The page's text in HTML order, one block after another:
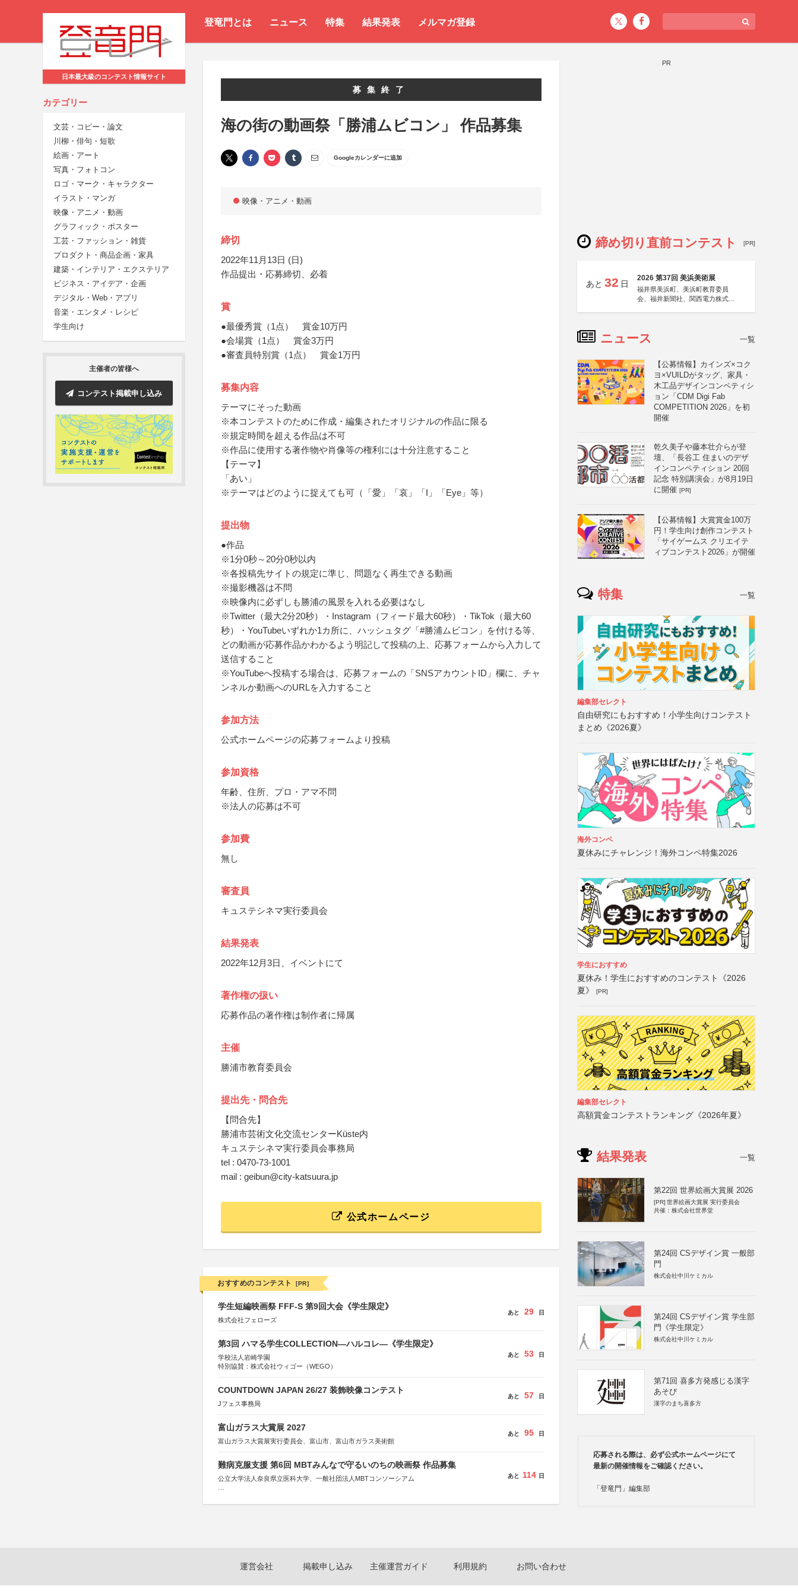
登竜門とは ニュース 特集 結果発表 メルマガ登録
日本最大級のコンテスト情報サイト
カテゴリー
文芸・コピー・論文
川柳・俳句・短歌
絵画・アート
写真・フォトコン
ロゴ・マーク・キャラクター
イラスト・マンガ
映像・アニメ・動画
グラフィック・ポスター
工芸・ファッション・雑貨
プロダクト・商品企画・家具
建築・インテリア・エクステリア
ビジネス・アイデア・企画
デジタル・Web・アプリ
音楽・エンタメ・レシピ
学生向け
主催者の皆様へ
コンテスト掲載申し込み
募集終了
海の街の動画祭「勝浦ムビコン」 作品募集
Googleカレンダーに追加
映像・アニメ・動画
締切
2022年11月13日 (日)
作品提出・応募締切、必着
賞
●最優秀賞（1点） 賞金10万円
●会場賞（1点） 賞金3万円
●審査員特別賞（1点） 賞金1万円
募集内容
テーマにそった動画
※本コンテストのために作成・編集されたオリジナルの作品に限る
※規定時間を超える作品は不可
※作品に使用する著作物や肖像等の権利には十分注意すること
【テーマ】
「あい」
※テーマはどのように捉えても可（「愛」「哀」「I」「Eye」等）
提出物
●作品
※1分0秒～20分0秒以内
※各投稿先サイトの規定に準じ、問題なく再生できる動画
※撮影機器は不問
※映像内に必ずしも勝浦の風景を入れる必要はなし
※Twitter（最大2分20秒）・Instagram（フィード最大60秒）・TikTok（最大60
秒）・YouTubeいずれか1カ所に、ハッシュタグ「#勝浦ムビコン」を付ける等、
どの動画が応募作品かわかるよう明記して投稿の上、応募フォームから入力して
送信すること
※YouTubeへ投稿する場合は、応募フォームの「SNSアカウントID」欄に、チャ
ンネルか動画へのURLを入力すること
参加方法
公式ホームページの応募フォームより投稿
参加資格
年齢、住所、プロ・アマ不問
※法人の応募は不可
参加費
無し
審査員
キュステシネマ実行委員会
結果発表
2022年12月3日、イベントにて
著作権の扱い
応募作品の著作権は制作者に帰属
主催
勝浦市教育委員会
提出先・問合先
【問合先】
勝浦市芸術文化交流センターKüste内
キュステシネマ実行委員会事務局
tel : 0470-73-1001
mail : geibun@city-katsuura.jp
公式ホームページ
おすすめのコンテスト [PR]
学生短編映画祭 FFF-S 第9回大会《学生限定》
株式会社フェローズ
あと 29 日
第3回 ハマる学生COLLECTION―ハルコレ―《学生限定》
学校法人岩崎学園
特別協賛：株式会社ウィゴー（WEGO）
あと 53 日
COUNTDOWN JAPAN 26/27 装飾映像コンテスト
Jフェス事務局
あと 57 日
富山ガラス大賞展 2027
富山ガラス大賞展実行委員会、富山市、富山市ガラス美術館
あと 95 日
難病克服支援 第6回 MBTみんなで守るいのちの映画祭 作品募集
公立大学法人奈良県立医科大学、一般社団法人MBTコンソーシアム
後援：厚生労働省
東京難病団体連絡協議会
あと 114 日
PR
締め切り直前コンテスト [PR]
あと 32 日
2026 第37回 美浜美術展
福井県美浜町、美浜町教育委員
会、福井新聞社、関西電力株式会
ニュース 一覧
【公募情報】カインズ×コク
ヨ×VUILDがタッグ、家具・
木工品デザインコンペティシ
ョン「CDM Digi Fab
COMPETITION 2026」を初
開催
乾久美子や藤本壮介らが登
壇、「長谷工 住まいのデザ
インコンペティション 20回
記念 特別講演会」が8月19日
に開催 [PR]
【公募情報】大賞賞金100万
円！学生向け創作コンテスト
「サイゲームス クリエイテ
ィブコンテスト2026」が開催
特集 一覧
編集部セレクト
自由研究にもおすすめ！小学生向けコンテスト
まとめ《2026夏》
海外コンペ
夏休みにチャレンジ！海外コンペ特集2026
学生におすすめ
夏休み！学生におすすめのコンテスト《2026
夏》
[PR]
編集部セレクト
高額賞金コンテストランキング《2026年夏》
結果発表 一覧
第22回 世界絵画大賞展 2026
[PR] 世界絵画大賞展 実行委員会
共催：株式会社世界堂
第24回 CSデザイン賞 一般部
門
株式会社中川ケミカル
第24回 CSデザイン賞 学生部
門《学生限定》
株式会社中川ケミカル
第71回 喜多方発感じる漢字
あそび
漢字のまち喜多方
応募される際は、必ず公式ホームページにて
最新の開催情報をご確認ください。
「登竜門」編集部
運営会社 掲載申し込み 主催運営ガイド 利用規約 お問い合わせ